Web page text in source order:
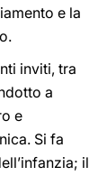
e la
inviti, tra
a
e
Si fa
il